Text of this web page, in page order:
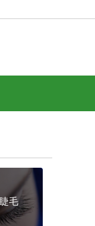
睫毛